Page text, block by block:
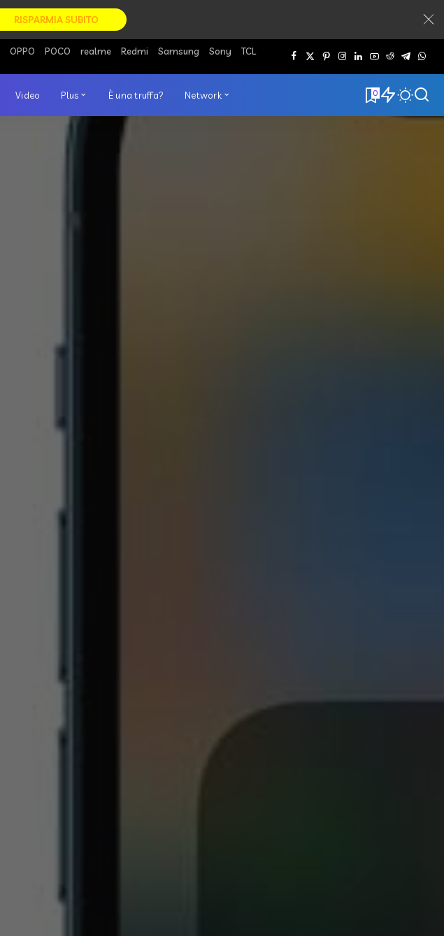
RISPARMIA SUBITO
OPPO POCO realme Redmi Samsung Sony
TCL
Video Plus È una truffa? Network 0